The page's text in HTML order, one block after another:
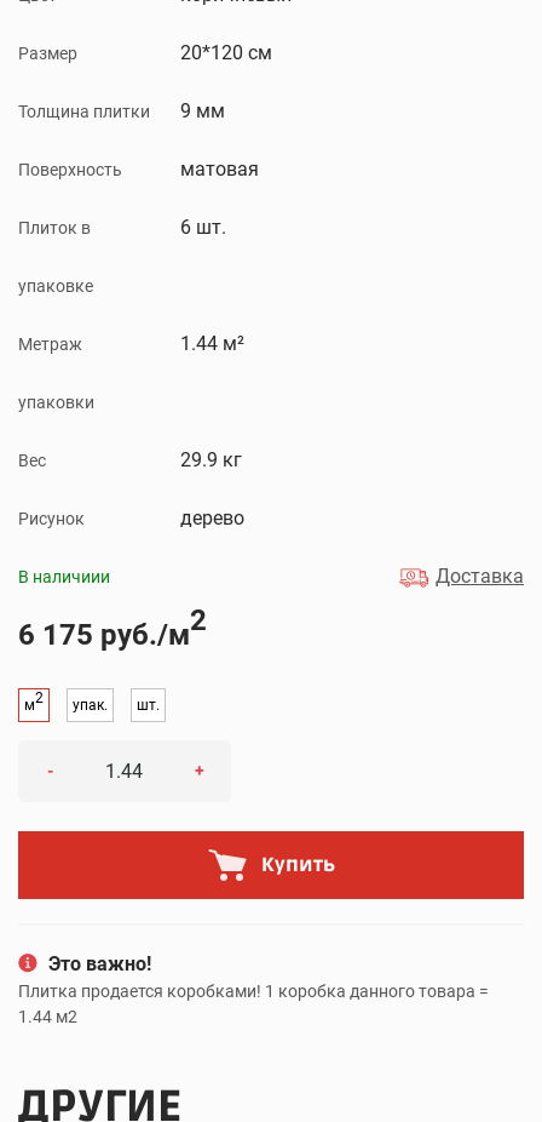
Размер 20*120 см
Толщина плитки 9 мм
Поверхность матовая
Плиток в
упаковке
6 шт.
Метраж
упаковки
1.44 м²
Вес 29.9 кг
Рисунок дерево
В наличиии Доставка
6 175 руб./м2
м2 упак. шт.
- +
Купить
Это важно!
Плитка продается коробками! 1 коробка данного товара =
1.44 м2
ДРУГИЕ